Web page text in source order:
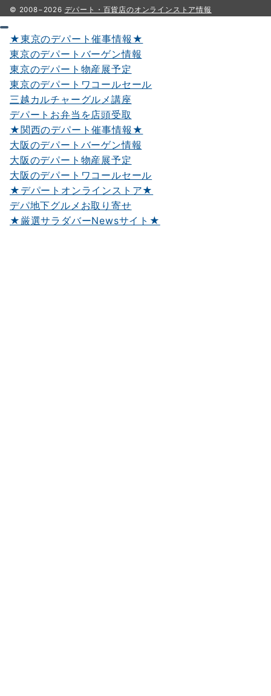
© 2008−2026 デパート・百貨店のオンラインストア情報
★東京のデパート催事情報★
東京のデパートバーゲン情報
東京のデパート物産展予定
東京のデパートワコールセール
三越カルチャーグルメ講座
デパートお弁当を店頭受取
★関西のデパート催事情報★
大阪のデパートバーゲン情報
大阪のデパート物産展予定
大阪のデパートワコールセール
★デパートオンラインストア★
デパ地下グルメお取り寄せ
★厳選サラダバーNewsサイト★